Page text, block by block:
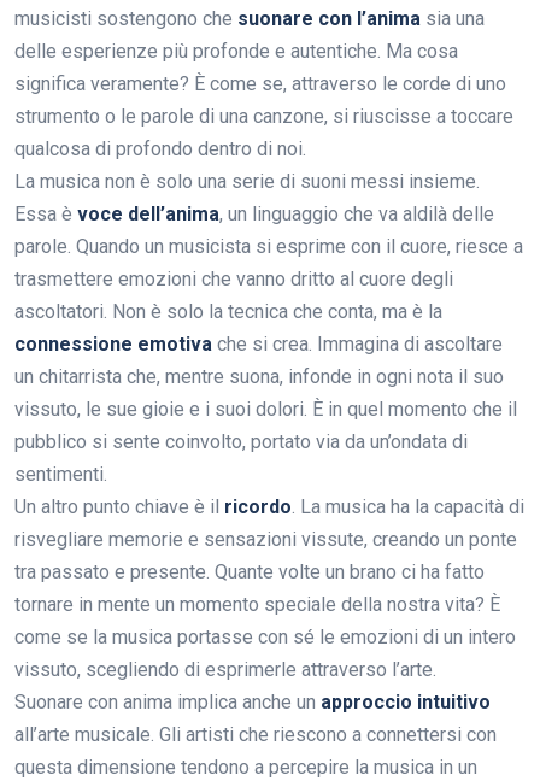
musicisti sostengono che suonare con l’anima sia una
delle esperienze più profonde e autentiche. Ma cosa
significa veramente? È come se, attraverso le corde di uno
strumento o le parole di una canzone, si riuscisse a toccare
qualcosa di profondo dentro di noi.
La musica non è solo una serie di suoni messi insieme.
Essa è voce dell’anima, un linguaggio che va aldilà delle
parole. Quando un musicista si esprime con il cuore, riesce a
trasmettere emozioni che vanno dritto al cuore degli
ascoltatori. Non è solo la tecnica che conta, ma è la
connessione emotiva che si crea. Immagina di ascoltare
un chitarrista che, mentre suona, infonde in ogni nota il suo
vissuto, le sue gioie e i suoi dolori. È in quel momento che il
pubblico si sente coinvolto, portato via da un’ondata di
sentimenti.
Un altro punto chiave è il ricordo. La musica ha la capacità di
risvegliare memorie e sensazioni vissute, creando un ponte
tra passato e presente. Quante volte un brano ci ha fatto
tornare in mente un momento speciale della nostra vita? È
come se la musica portasse con sé le emozioni di un intero
vissuto, scegliendo di esprimerle attraverso l’arte.
Suonare con anima implica anche un approccio intuitivo
all’arte musicale. Gli artisti che riescono a connettersi con
questa dimensione tendono a percepire la musica in un